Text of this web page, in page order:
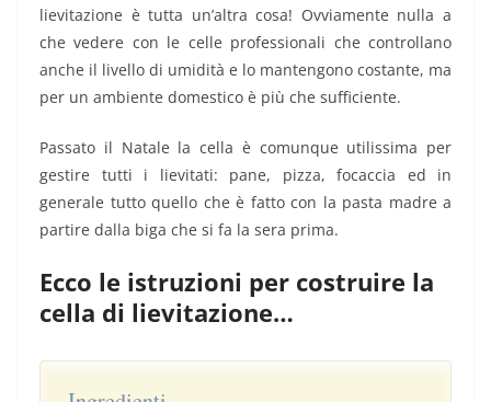
lievitazione è tutta un’altra cosa! Ovviamente nulla a
che vedere con le celle professionali che controllano
anche il livello di umidità e lo mantengono costante, ma
per un ambiente domestico è più che sufficiente.
Passato il Natale la cella è comunque utilissima per
gestire tutti i lievitati: pane, pizza, focaccia ed in
generale tutto quello che è fatto con la pasta madre a
partire dalla biga che si fa la sera prima.
Ecco le istruzioni per costruire la
cella di lievitazione…